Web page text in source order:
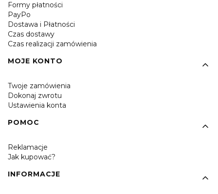
Formy płatności
PayPo
Dostawa i Płatności
Czas dostawy
Czas realizacji zamówienia
MOJE KONTO
Twoje zamówienia
Dokonaj zwrotu
Ustawienia konta
POMOC
Reklamacje
Jak kupować?
INFORMACJE